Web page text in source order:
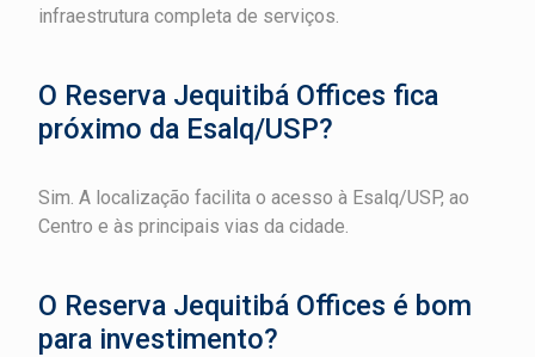
infraestrutura completa de serviços.
O Reserva Jequitibá Offices fica
próximo da Esalq/USP?
Sim. A localização facilita o acesso à Esalq/USP, ao
Centro e às principais vias da cidade.
O Reserva Jequitibá Offices é bom
para investimento?